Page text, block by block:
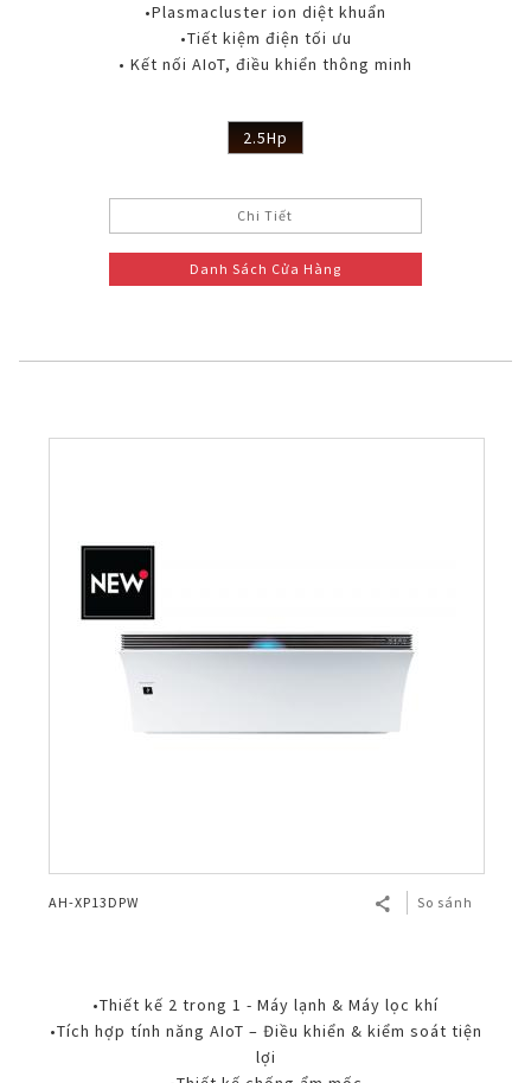
•Plasmacluster ion diệt khuẩn
•Tiết kiệm điện tối ưu
• Kết nối AIoT, điều khiển thông minh
2.5Hp
Chi Tiết
Danh Sách Cửa Hàng
AH-XP13DPW So sánh
•Thiết kế 2 trong 1 - Máy lạnh & Máy lọc khí
•Tích hợp tính năng AIoT – Điều khiển & kiểm soát tiện
lợi